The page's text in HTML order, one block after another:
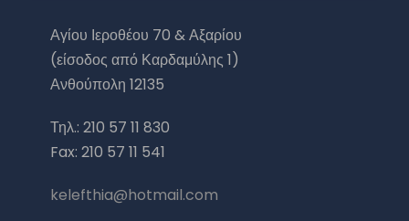
Αγίου Ιεροθέου 70 & Αξαρίου
(είσοδος από Καρδαμύλης 1)
Ανθούπολη 12135
Τηλ.: 210 57 11 830
Fax: 210 57 11 541
kelefthia@hotmail.com